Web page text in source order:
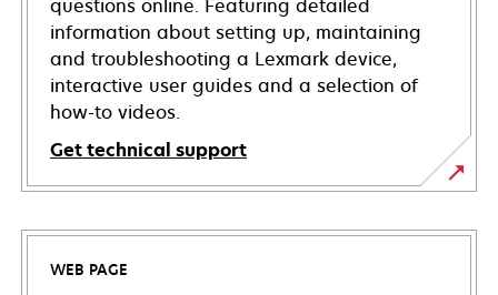
questions online. Featuring detailed
information about setting up, maintaining
and troubleshooting a Lexmark device,
interactive user guides and a selection of
how-to videos.
Get technical support
opens
in
newWEB PAGE